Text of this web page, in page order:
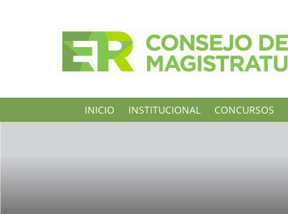
INICIO INSTITUCIONAL CONCURSOS